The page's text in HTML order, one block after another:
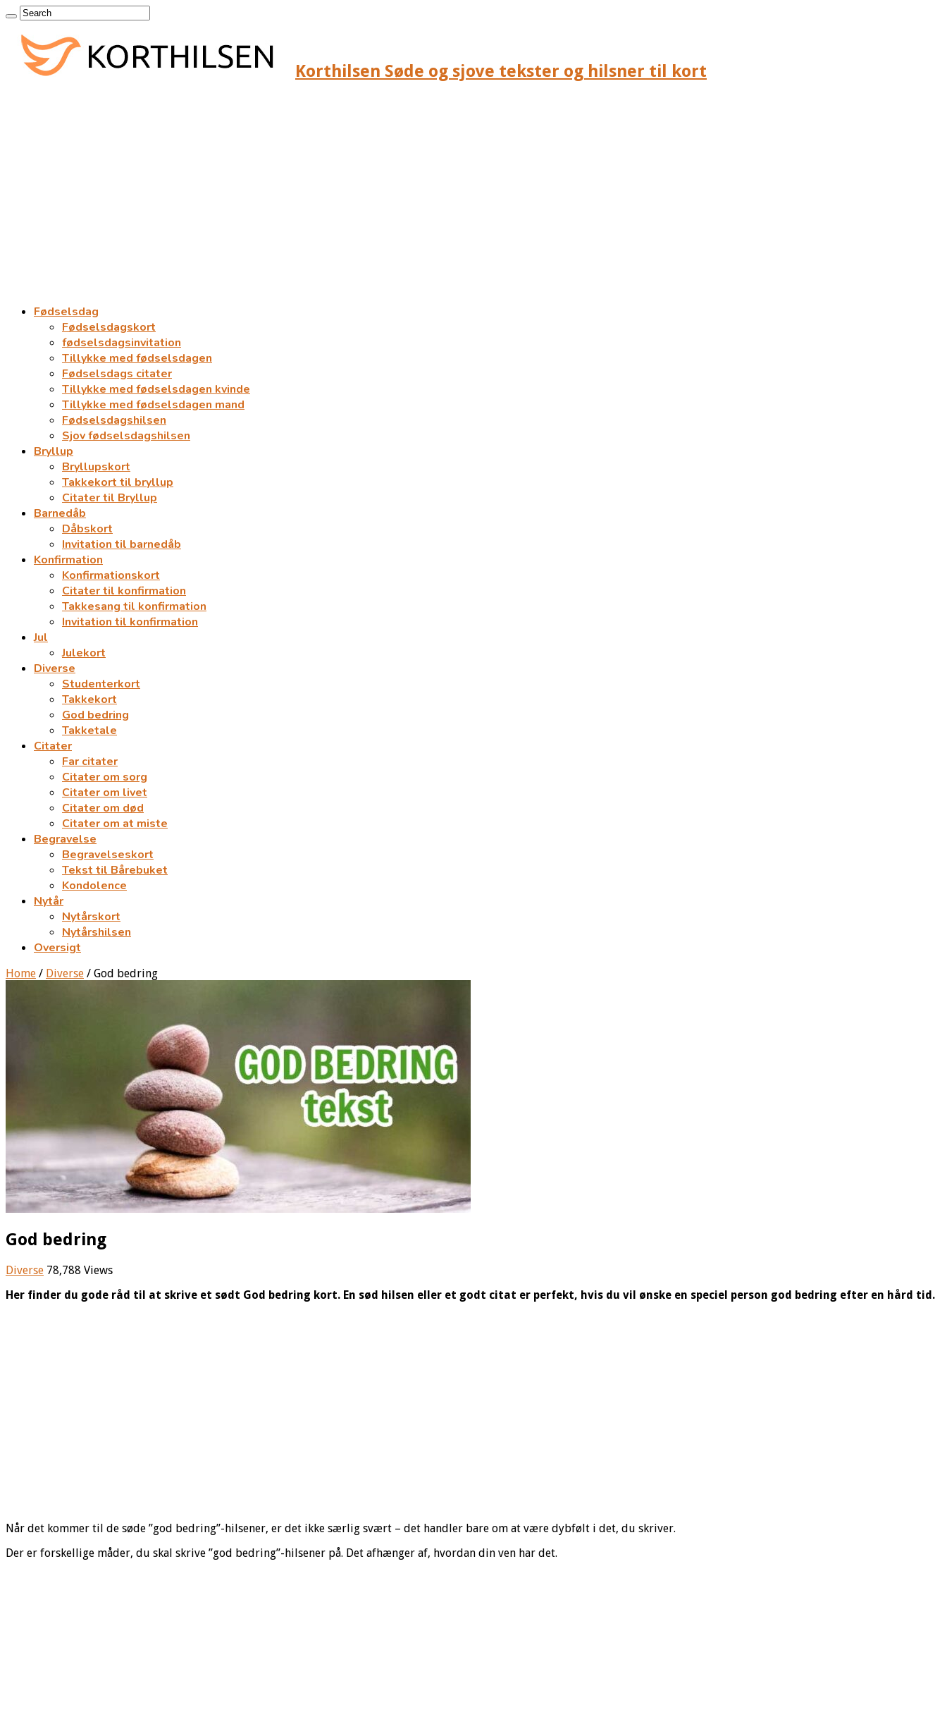
Korthilsen Søde og sjove tekster og hilsner til kort
Fødselsdag
Fødselsdagskort
fødselsdagsinvitation
Tillykke med fødselsdagen
Fødselsdags citater
Tillykke med fødselsdagen kvinde
Tillykke med fødselsdagen mand
Fødselsdagshilsen
Sjov fødselsdagshilsen
Bryllup
Bryllupskort
Takkekort til bryllup
Citater til Bryllup
Barnedåb
Dåbskort
Invitation til barnedåb
Konfirmation
Konfirmationskort
Citater til konfirmation
Takkesang til konfirmation
Invitation til konfirmation
Jul
Julekort
Diverse
Studenterkort
Takkekort
God bedring
Takketale
Citater
Far citater
Citater om sorg
Citater om livet
Citater om død
Citater om at miste
Begravelse
Begravelseskort
Tekst til Bårebuket
Kondolence
Nytår
Nytårskort
Nytårshilsen
Oversigt
Home / Diverse / God bedring
God bedring
Diverse 78,788 Views
Her finder du gode råd til at skrive et sødt God bedring kort. En sød hilsen eller et godt citat er perfekt, hvis du vil ønske en speciel person god bedring efter en hård tid.
Når det kommer til de søde ”god bedring”-hilsener, er det ikke særlig svært – det handler bare om at være dybfølt i det, du skriver.
Der er forskellige måder, du skal skrive ”god bedring”-hilsener på. Det afhænger af, hvordan din ven har det.